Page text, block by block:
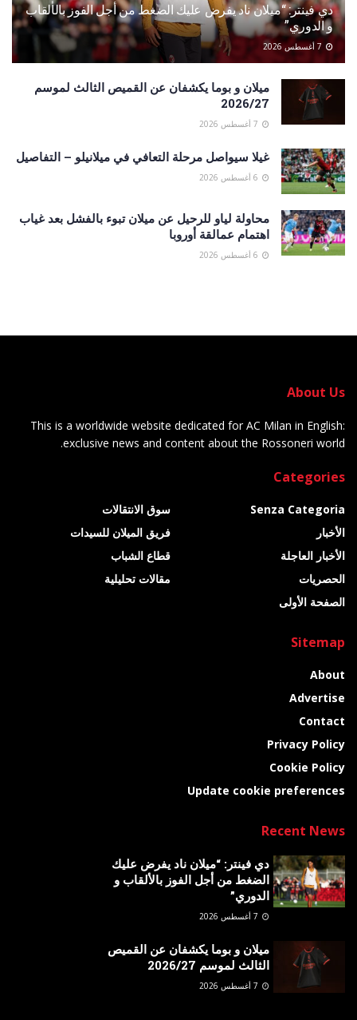
دي فينتر: “ميلان ناد يفرض عليك الضغط من أجل الفوز بالألقاب
و الدوري”
ميلان و بوما يكشفان عن القميص الثالث لموسم
2026/27
غيلا سيواصل مرحلة التعافي في ميلانيلو – التفاصيل
محاولة لياو للرحيل عن ميلان تبوء بالفشل بعد غياب
اهتمام عمالقة أوروبا
About Us
This is a worldwide website dedicated for AC Milan in English:
exclusive news and content about the Rossoneri world.
Categories
Senza Categoria
الأخبار
الأخبار العاجلة
الحصريات
الصفحة الأولى
سوق الانتقالات
فريق الميلان للسيدات
قطاع الشباب
مقالات تحليلية
Sitemap
About
Advertise
Contact
Privacy Policy
Cookie Policy
Update cookie preferences
Recent News
دي فينتر: “ميلان ناد يفرض عليك
الضغط من أجل الفوز بالألقاب و
الدوري”
ميلان و بوما يكشفان عن القميص
الثالث لموسم 2026/27